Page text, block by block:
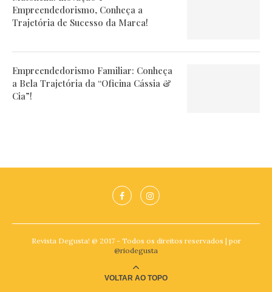
Empreendedorismo, Conheça a
Trajetória de Sucesso da Marca!
Empreendedorismo Familiar: Conheça
a Bela Trajetória da “Oficina Cássia &
Cia”!
Revista Degusta! @ 2017 - Todos os direitos reservados | por
@riodegusta
VOLTAR AO TOPO